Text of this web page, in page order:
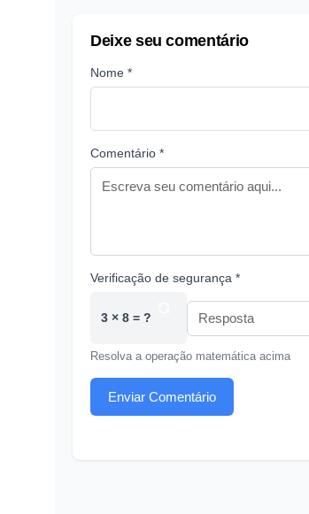
Deixe seu comentário
Nome *
Comentário *
Verificação de segurança *
3 × 8 = ?
Resolva a operação matemática acima
Enviar Comentário